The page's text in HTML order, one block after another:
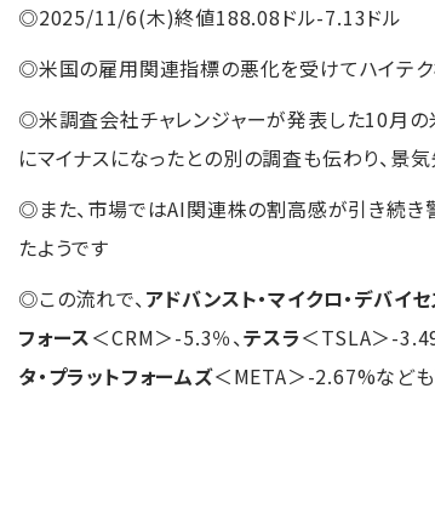
◎2025/11/6(木)終値188.08ドル-7.13ドル
◎米国の雇用関連指標の悪化を受けてハイテ
◎米調査会社チャレンジャーが発表した10月
にマイナスになったとの別の調査も伝わり、景
◎また、市場ではAI関連株の割高感が引き続き
たようです
◎この流れで、 アドバンスト・マイクロ・デバイ
フォース＜CRM＞-5.3％、テスラ＜TSLA＞-
タ・プラットフォームズ＜META＞-2.67%など